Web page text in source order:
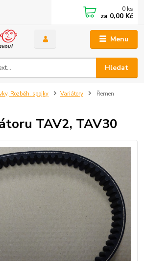
Menu
Hledat
0 ks
za 0,00 Kč
Rozběh. spojky Variátory
Řemen
TAV2, TAV30